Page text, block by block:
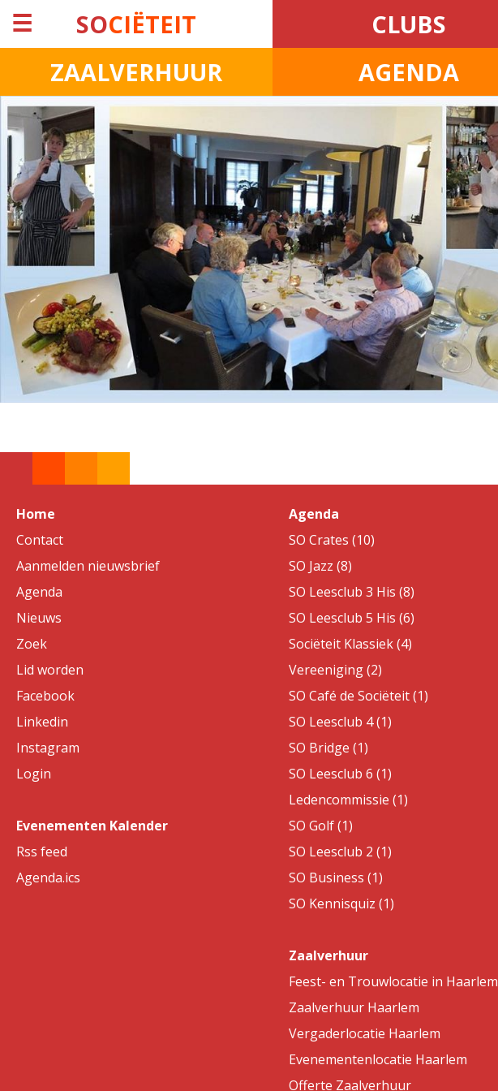
☰ SOCIËTEIT CLUBS
ZAALVERHUUR
AGENDA
Home
Contact
Aanmelden nieuwsbrief
Agenda
Nieuws
Zoek
Lid worden
Facebook
Linkedin
Instagram
Login
Evenementen Kalender
Rss feed
Agenda.ics
Agenda
SO Crates (10)
SO Jazz (8)
SO Leesclub 3 His (8)
SO Leesclub 5 His (6)
Sociëteit Klassiek (4)
Vereeniging (2)
SO Café de Sociëteit (1)
SO Leesclub 4 (1)
SO Bridge (1)
SO Leesclub 6 (1)
Ledencommissie (1)
SO Golf (1)
SO Leesclub 2 (1)
SO Business (1)
SO Kennisquiz (1)
Zaalverhuur
Feest- en Trouwlocatie in Haarlem
Zaalverhuur Haarlem
Vergaderlocatie Haarlem
Evenementenlocatie Haarlem
Offerte Zaalverhuur